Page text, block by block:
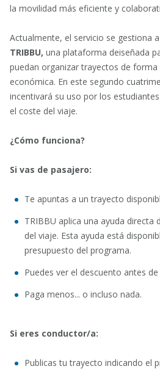
la movilidad más eficiente y
Actualmente, el servicio se gestiona
TRIBBU, una plataforma deiseñada
puedan organizar trayectos de forma
económica. En este segundo
incentivará su uso por los
el coste del viaje.
¿Cómo funciona?
Si vas de pasajero:
Te apuntas a un trayecto
TRIBBU aplica una ayuda directa
del viaje. Esta ayuda está
presupuesto del programa.
Puedes ver el descuento antes de
Paga menos... o incluso nada.
Si eres conductor/a:
Publicas tu trayecto indicando el